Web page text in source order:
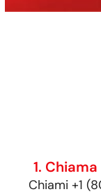
1.
Chiami +1